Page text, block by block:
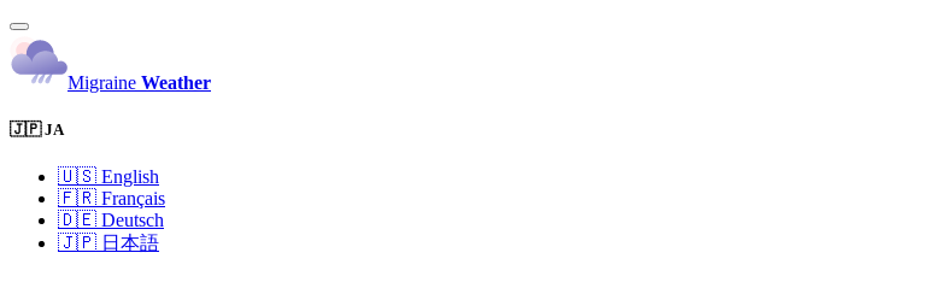
Migraine Weather
🇯🇵 JA
🇺🇸 English
🇫🇷 Français
🇩🇪 Deutsch
🇯🇵 日本語